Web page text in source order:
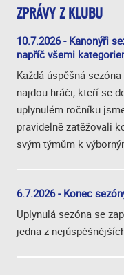
ZPRÁVY Z KLUBU
10.7.2026 - Kanonýři
napříč všemi
Každá úspěšná
najdou hráči, kteří se
uplynulém ročníku
pravidelně zatěžovali
svým týmům k
6.7.2026 - Konec
Uplynulá sezóna se
jedna z